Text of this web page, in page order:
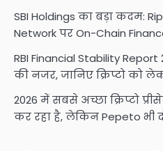
SBI Holdings का बड़ा कदम:
Network पर On-Chain
RBI Financial Stability
की नजर, जानिए क्रिप्टो को
2026 में सबसे अच्छा क्रिप्टो
कर रहा है, लेकिन Pepeto भी